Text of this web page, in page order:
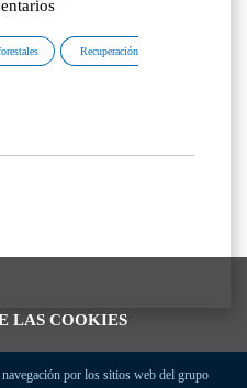
LAS COOKIES
por los sitios web del grupo
Recuperación